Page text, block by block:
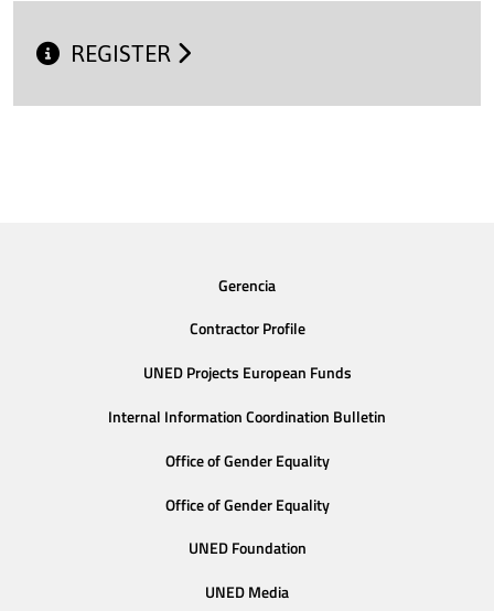
REGISTER
Gerencia
Contractor Profile
UNED Projects European Funds
Internal Information Coordination Bulletin
Office of Gender Equality
Office of Gender Equality
UNED Foundation
UNED Media